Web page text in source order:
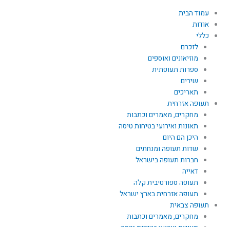
עמוד הבית
אודות
כללי
לזכרם
מוזיאונים ואוספים
ספרות תעופתית
שירים
תאריכים
תעופה אזרחית
מחקרים, מאמרים וכתבות
תאונות ואירועי בטיחות טיסה
היכן הם היום
שדות תעופה ומנחתים
חברות תעופה בישראל
דאייה
תעופה ספורטיבית קלה
תעופה אזרחית בארץ ישראל
תעופה צבאית
מחקרים, מאמרים וכתבות